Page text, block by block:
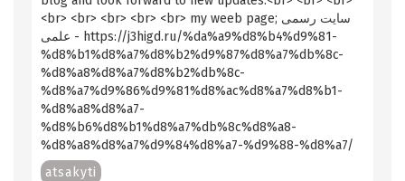
<br> <br> <br> <br> <br> my weeb page; سایت رسمی
علمی - https://j3higd.ru/%da%a9%d8%b4%d9%81-
%d8%b1%d8%a7%d8%b2%d9%87%d8%a7%db%8c-
%d8%a8%d8%a7%d8%b2%db%8c-
%d8%a7%d9%86%d9%81%d8%ac%d8%a7%d8%b1-
%d8%a8%d8%a7-
%d8%b6%d8%b1%d8%a7%db%8c%d8%a8-
%d8%a8%d8%a7%d9%84%d8%a7-%d9%88-%d8%a7/
atsakyti